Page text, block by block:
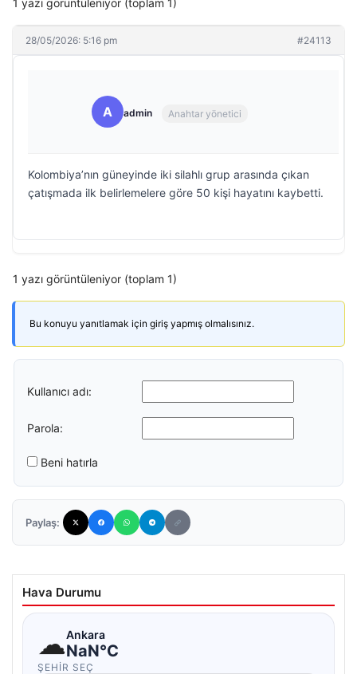
1 yazı görüntüleniyor (toplam 1)
28/05/2026: 5:16 pm #24113
A admin Anahtar yönetici
Kolombiya’nın güneyinde iki silahlı grup arasında çıkan
çatışmada ilk belirlemelere göre 50 kişi hayatını kaybetti.
1 yazı görüntüleniyor (toplam 1)
Bu konuyu yanıtlamak için giriş yapmış olmalısınız.
Kullanıcı adı:
Parola:
Beni hatırla
Paylaş:
Hava Durumu
☁Ankara
NaN°C
ŞEHIR SEÇ